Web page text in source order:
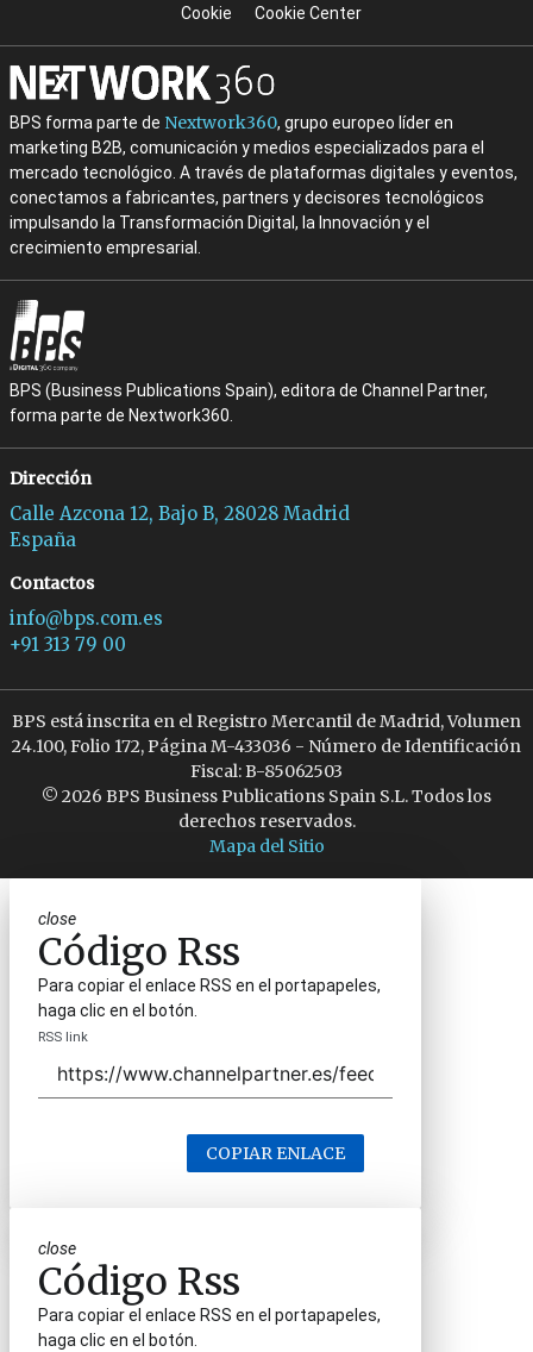
Cookie
Cookie Center
BPS forma parte de Nextwork360, grupo europeo líder en
marketing B2B, comunicación y medios especializados para el
mercado tecnológico. A través de plataformas digitales y eventos,
conectamos a fabricantes, partners y decisores tecnológicos
impulsando la Transformación Digital, la Innovación y el
crecimiento empresarial.
BPS (Business Publications Spain), editora de Channel Partner,
forma parte de Nextwork360.
Dirección
Calle Azcona 12, Bajo B, 28028 Madrid
España
Contactos
info@bps.com.es
+91 313 79 00
BPS está inscrita en el Registro Mercantil de Madrid, Volumen
24.100, Folio 172, Página M-433036 - Número de Identificación
Fiscal: B-85062503
© 2026 BPS Business Publications Spain S.L. Todos los
derechos reservados.
Mapa del Sitio
close
Código Rss
Para copiar el enlace RSS en el portapapeles,
haga clic en el botón.
RSS link
COPIAR ENLACE
close
Código Rss
Para copiar el enlace RSS en el portapapeles,
haga clic en el botón.